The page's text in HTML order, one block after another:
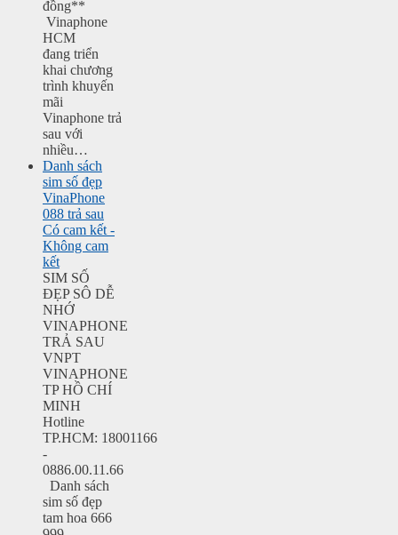
đồng**
Vinaphone
HCM
đang triển
khai chương
trình khuyến
mãi
Vinaphone trả
sau với
nhiều…
Danh sách
sim số đẹp
VinaPhone
088 trả sau
Có cam kết -
Không cam
kết
SIM SỐ
ĐẸP SÔ DỄ
NHỚ
VINAPHONE
TRẢ SAU
VNPT
VINAPHONE
TP HỒ CHÍ
MINH
Hotline
TP.HCM: 18001166
-
0886.00.11.66
Danh sách
sim số đẹp
tam hoa 666